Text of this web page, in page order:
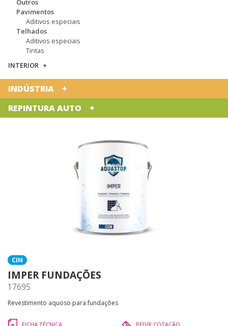
Pavimentos
Aditivos especiais
Telhados
Aditivos especiais
Tintas
INTERIOR
INDÚSTRIA
REPINTURA AUTO
CIN
IMPER FUNDAÇÕES
17695
Revestimento aquoso para fundações
FICHA TÉCNICA PEDIR COTAÇÃO